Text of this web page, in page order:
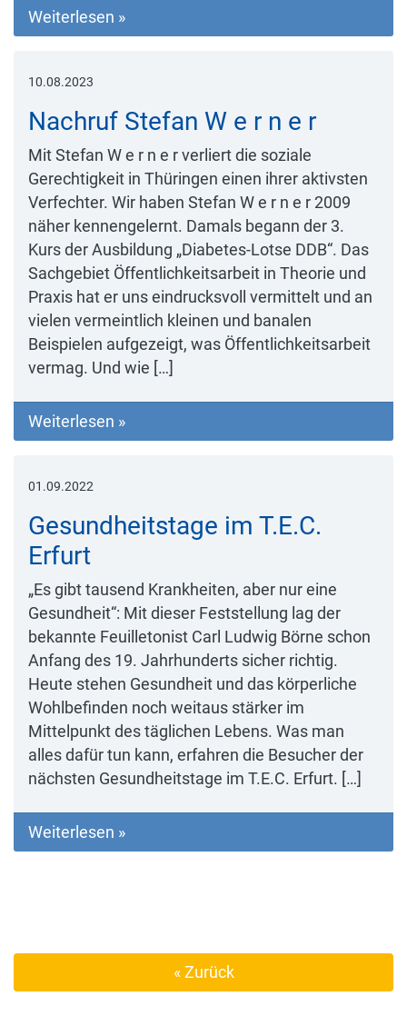
Weiterlesen »
10.08.2023
Nachruf Stefan W e r n e r
Mit Stefan W e r n e r verliert die soziale
Gerechtigkeit in Thüringen einen ihrer aktivsten
Verfechter. Wir haben Stefan W e r n e r 2009
näher kennengelernt. Damals begann der 3.
Kurs der Ausbildung „Diabetes-Lotse DDB“. Das
Sachgebiet Öffentlichkeitsarbeit in Theorie und
Praxis hat er uns eindrucksvoll vermittelt und an
vielen vermeintlich kleinen und banalen
Beispielen aufgezeigt, was Öffentlichkeitsarbeit
vermag. Und wie […]
Weiterlesen »
01.09.2022
Gesundheitstage im T.E.C.
Erfurt
„Es gibt tausend Krankheiten, aber nur eine
Gesundheit“: Mit dieser Feststellung lag der
bekannte Feuilletonist Carl Ludwig Börne schon
Anfang des 19. Jahrhunderts sicher richtig.
Heute stehen Gesundheit und das körperliche
Wohlbefinden noch weitaus stärker im
Mittelpunkt des täglichen Lebens. Was man
alles dafür tun kann, erfahren die Besucher der
nächsten Gesundheitstage im T.E.C. Erfurt. […]
Weiterlesen »
« Zurück